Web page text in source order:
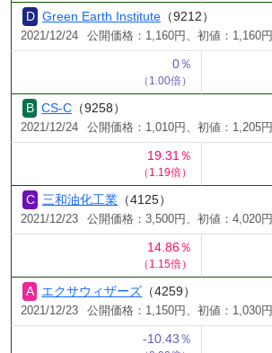
Green Earth Institute （9212）
2021/12/24 公開価格：1,160円、初値：1,160円
0％
（1.00倍）
CS-C （9258）
2021/12/24 公開価格：1,010円、初値：1,205円
19.31％
（1.19倍）
三和油化工業 （4125）
2021/12/23 公開価格：3,500円、初値：4,020円
14.86％
（1.15倍）
エクサウィザーズ （4259）
2021/12/23 公開価格：1,150円、初値：1,030円
-10.43％